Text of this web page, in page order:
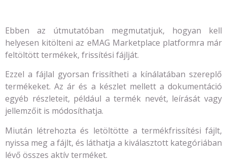
Ebben az útmutatóban megmutatjuk, hogyan kell
helyesen kitölteni az eMAG Marketplace platformra már
feltöltött termékek, frissítési fájlját.
Ezzel a fájlal gyorsan frissítheti a kínálatában szereplő
termékeket. Az ár és a készlet mellett a dokumentáció
egyéb részleteit, például a termék nevét, leírását vagy
jellemzőit is módosíthatja.
Miután létrehozta és letöltötte a termékfrissítési fájlt,
nyissa meg a fájlt, és láthatja a kiválasztott kategóriában
lévő összes aktív terméket.